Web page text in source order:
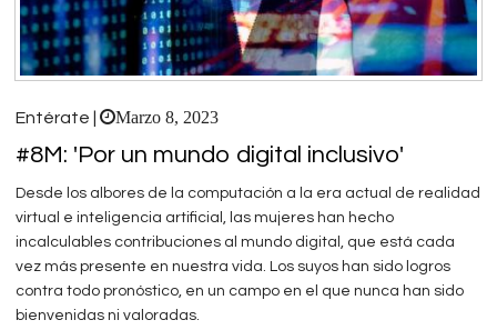
Entérate | Marzo 8, 2023
#8M: 'Por un mundo digital inclusivo'
Desde los albores de la computación a la era actual de realidad
virtual e inteligencia artificial, las mujeres han hecho
incalculables contribuciones al mundo digital, que está cada
vez más presente en nuestra vida. Los suyos han sido logros
contra todo pronóstico, en un campo en el que nunca han sido
bienvenidas ni valoradas.